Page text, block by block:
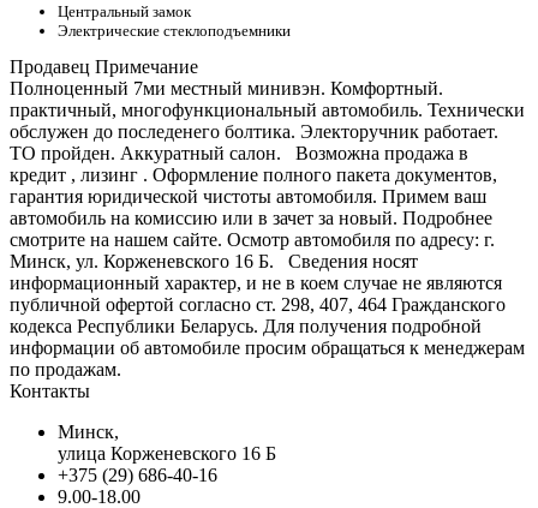
Центральный замок
Электрические стеклоподъемники
Продавец Примечание
Полноценный 7ми местный минивэн. Комфортный.
практичный, многофункциональный автомобиль. Технически
обслужен до последенего болтика. Электоручник работает.
ТО пройден. Аккуратный салон. Bозможна продажа в
кредит , лизинг . Оформление полного пакета документов,
гарантия юридической чистоты автомобиля. Примем ваш
автомобиль на комиссию или в зачет за новый. Подробнее
смотрите на нашем сайте. Осмотр автомобиля по адресу: г.
Минск, ул. Корженевского 16 Б. Сведения носят
информационный характер, и не в коем случае не являются
публичной офертой согласно ст. 298, 407, 464 Гражданского
кодекса Республики Беларусь. Для получения подробной
информации об автомобиле просим обращаться к менеджерам
по продажам.
Контакты
Минск,
улица Корженевского 16 Б
+375 (29) 686-40-16
9.00-18.00